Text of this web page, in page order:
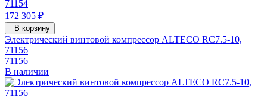
172 305 ₽
В корзину
Электрический винтовой компрессор ALTECO RC7.5-10,
71156
71156
В наличии